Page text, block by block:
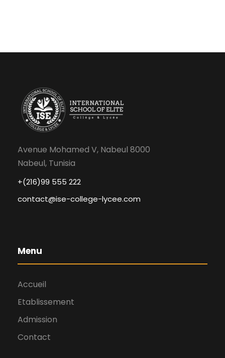
Avenue Mohamed V, Nabeul 8000
Nabeul, Tunisia
+(216)99 555 222
contact@ise-college-lycee.com
Menu
Accueil
Etablissement
Admission
Contact